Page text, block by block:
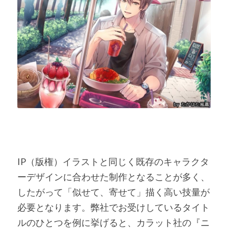
IP（版権）イラストと同じく既存のキャラクタ
ーデザインに合わせた制作となることが多く、
したがって「似せて、寄せて」描く高い技量が
必要となります。弊社でお受けしているタイト
ルのひとつを例に挙げると、カラット社の『ニ